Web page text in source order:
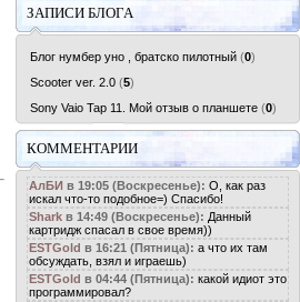
ЗАПИСИ БЛОГА
Блог нумбер уно , братско пилотный (0)
Scooter ver. 2.0 (5)
Sony Vaio Tap 11. Мой отзыв о планшете (0)
КОММЕНТАРИИ
АлБИ в 19:05 (Воскресенье): О, как раз
искал что-то подобное=) Спасибо!
Shark в 14:49 (Воскресенье): Данный
картридж спасал в свое время))
ESTGold в 16:21 (Пятница): а что их там
обсуждать, взял и играешь)
ESTGold в 04:44 (Пятница): какой идиот это
программировал?